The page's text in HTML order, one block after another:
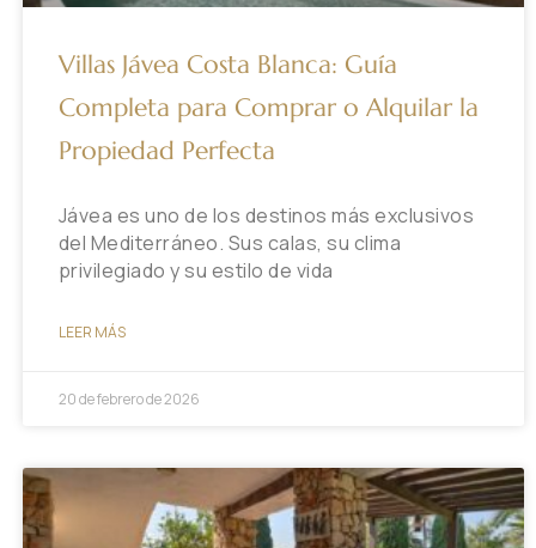
Villas Jávea Costa Blanca: Guía
Completa para Comprar o Alquilar la
Propiedad Perfecta
Jávea es uno de los destinos más exclusivos
del Mediterráneo. Sus calas, su clima
privilegiado y su estilo de vida
LEER MÁS
20 de febrero de 2026